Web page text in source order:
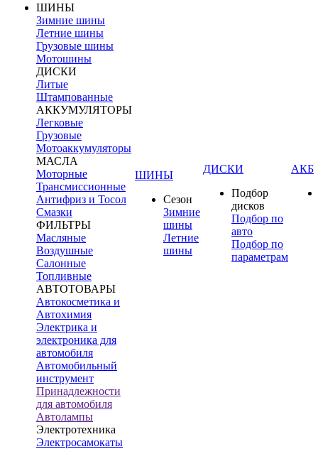
ШИНЫ
Зимние шины
Летние шины
Грузовые шины
Мотошины
ДИСКИ
Литые
Штампованные
АККУМУЛЯТОРЫ
Легковые
Грузовые
Мотоаккумуляторы
МАСЛА
Моторные
Трансмиссионные
Антифриз и Тосол
Смазки
ФИЛЬТРЫ
Масляные
Воздушные
Салонные
Топливные
АВТОТОВАРЫ
Автокосметика и
Автохимия
Электрика и
электроника для
автомобиля
Автомобильный
инструмент
Принадлежности
для автомобиля
Автолампы
Электротехника
Электросамокаты
ШИНЫ
Сезон
Зимние
шины
Летние
шины
ДИСКИ
Подбор
дисков
Подбор по
авто
Подбор по
параметрам
АКБ